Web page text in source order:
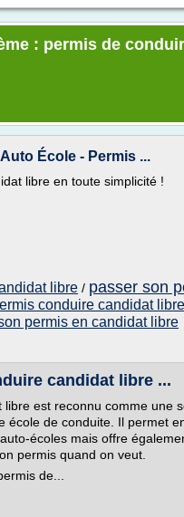
: permis de
École - Permis ...
libre en toute simplicité !
libre / passer son
conduire candidat libre
permis en candidat libre
candidat libre ...
est reconnu comme une
école de conduite. Il permet
écoles mais offre
permis quand on veut.
de...